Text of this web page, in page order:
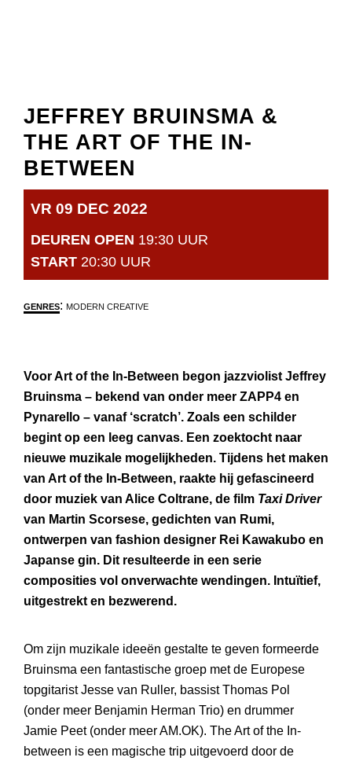
JEFFREY BRUINSMA &
THE ART OF THE IN-
BETWEEN
VR 09 DEC 2022
DEUREN OPEN 19:30 UUR
START 20:30 UUR
GENRES: MODERN CREATIVE
Voor Art of the In-Between begon jazzviolist Jeffrey
Bruinsma – bekend van onder meer ZAPP4 en
Pynarello – vanaf ‘scratch’. Zoals een schilder
begint op een leeg canvas. Een zoektocht naar
nieuwe muzikale mogelijkheden. Tijdens het maken
van Art of the In-Between, raakte hij gefascineerd
door muziek van Alice Coltrane, de film Taxi Driver
van Martin Scorsese, gedichten van Rumi,
ontwerpen van fashion designer Rei Kawakubo en
Japanse gin. Dit resulteerde in een serie
composities vol onverwachte wendingen. Intuïtief,
uitgestrekt en bezwerend.
Om zijn muzikale ideeën gestalte te geven formeerde
Bruinsma een fantastische groep met de Europese
topgitarist Jesse van Ruller, bassist Thomas Pol
(onder meer Benjamin Herman Trio) en drummer
Jamie Peet (onder meer AM.OK). The Art of the In-
between is een magische trip uitgevoerd door de